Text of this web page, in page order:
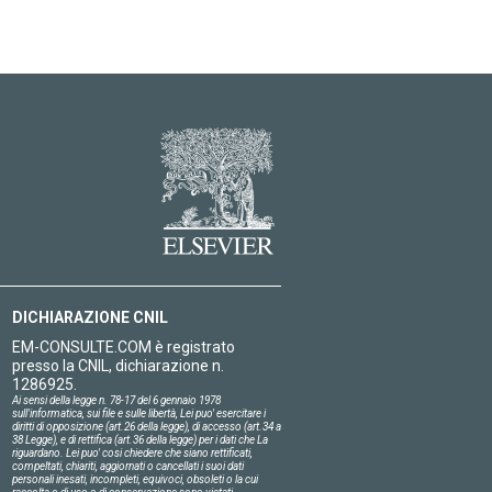
DICHIARAZIONE CNIL
EM-CONSULTE.COM è registrato
presso la CNIL, dichiarazione n.
1286925.
Ai sensi della legge n. 78-17 del 6 gennaio 1978
sull'informatica, sui file e sulle libertà, Lei puo' esercitare i
diritti di opposizione (art.26 della legge), di accesso (art.34 a
38 Legge), e di rettifica (art.36 della legge) per i dati che La
riguardano. Lei puo' cosi chiedere che siano rettificati,
compeltati, chiariti, aggiornati o cancellati i suoi dati
personali inesati, incompleti, equivoci, obsoleti o la cui